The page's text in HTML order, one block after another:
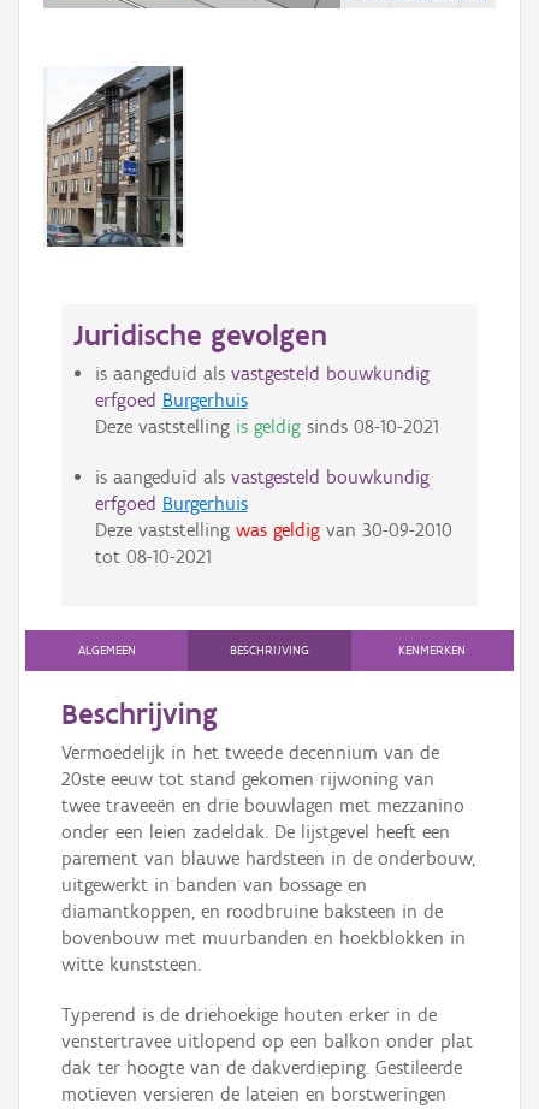
Juridische gevolgen
is aangeduid als vastgesteld bouwkundig
erfgoed Burgerhuis
Deze vaststelling is geldigsinds 08-10-2021
is aangeduid als vastgesteld bouwkundig
erfgoed Burgerhuis
Deze vaststelling was geldigvan 30-09-2010
tot 08-10-2021
ALGEMEEN BESCHRIJVING KENMERKEN
Beschrijving
Vermoedelijk in het tweede decennium van de
20ste eeuw tot stand gekomen rijwoning van
twee traveeën en drie bouwlagen met mezzanino
onder een leien zadeldak. De lijstgevel heeft een
parement van blauwe hardsteen in de onderbouw,
uitgewerkt in banden van bossage en
diamantkoppen, en roodbruine baksteen in de
bovenbouw met muurbanden en hoekblokken in
witte kunststeen.
Typerend is de driehoekige houten erker in de
venstertravee uitlopend op een balkon onder plat
dak ter hoogte van de dakverdieping. Gestileerde
motieven versieren de lateien en borstweringen